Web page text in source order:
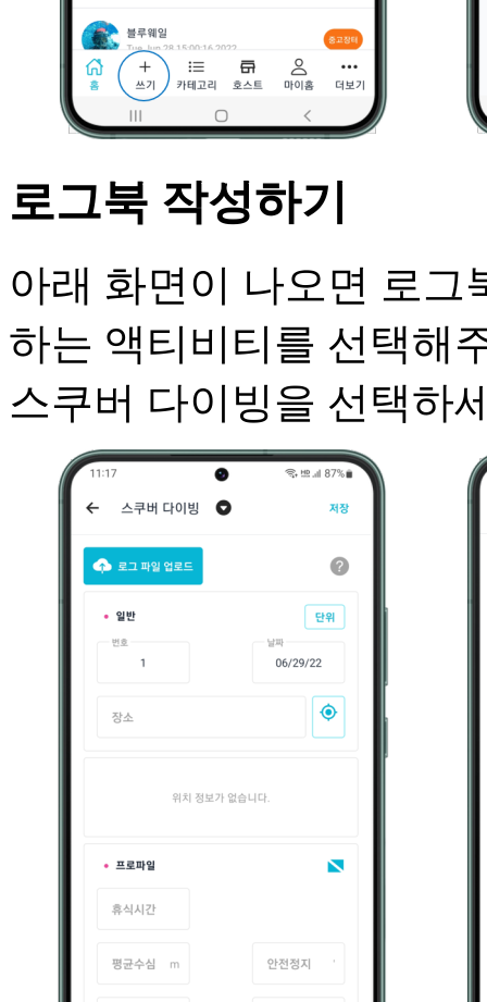
로그북 작성하기
아래 화면이 나오면 로
하는 액티비티를 선택해
스쿠버 다이빙을 선택하